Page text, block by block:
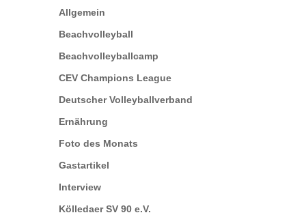
Allgemein
Beachvolleyball
Beachvolleyballcamp
CEV Champions League
Deutscher Volleyballverband
Ernährung
Foto des Monats
Gastartikel
Interview
Kölledaer SV 90 e.V.